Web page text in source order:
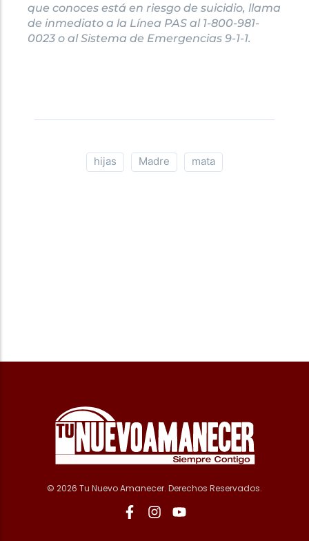
que conoces está en riesgo de suicidio, llama
de inmediato a la Línea PAS al 1-800-981-
0023 o al Sistema de Emergencias 9-1-1.
hijas Madre mata
© 2026 Tu Nuevo Amanecer. Derechos Reservados.